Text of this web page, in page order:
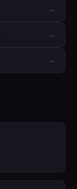
→
→
→